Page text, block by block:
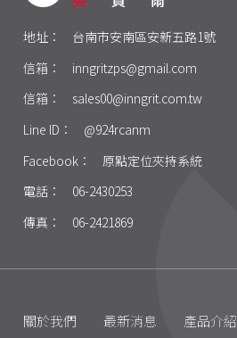
地址：
台南市安南區安新五路1號
信箱：
inngritzps@gmail.com
信箱：
sales00@inngrit.com.tw
Line ID：
@924rcanm
Facebook：
原點定位夾持系統
電話：
06-2430253
傳真：
06-2421869
關於我們 最新消息 產品介紹